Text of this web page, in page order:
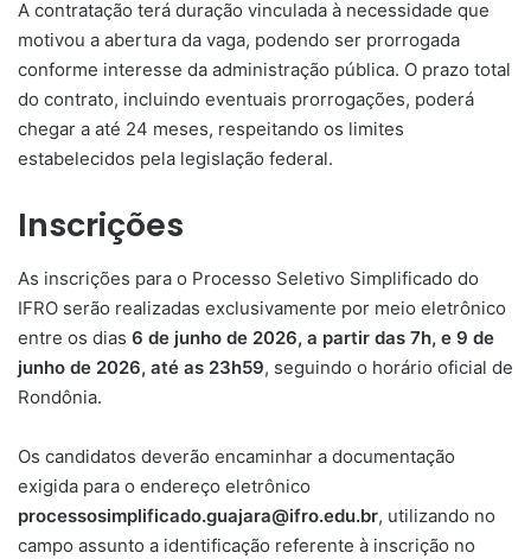
A contratação terá duração vinculada à necessidade que
motivou a abertura da vaga, podendo ser prorrogada
conforme interesse da administração pública. O prazo total
do contrato, incluindo eventuais prorrogações, poderá
chegar a até 24 meses, respeitando os limites
estabelecidos pela legislação federal.
Inscrições
As inscrições para o Processo Seletivo Simplificado do
IFRO serão realizadas exclusivamente por meio eletrônico
entre os dias 6 de junho de 2026, a partir das 7h, e 9 de
junho de 2026, até as 23h59, seguindo o horário oficial de
Rondônia.
Os candidatos deverão encaminhar a documentação
exigida para o endereço eletrônico
processosimplificado.guajara@ifro.edu.br, utilizando no
campo assunto a identificação referente à inscrição no